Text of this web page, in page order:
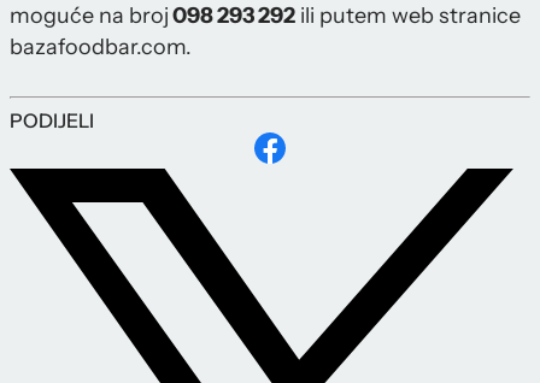
moguće na broj098 293 292 ili putem web stranice
bazafoodbar.com.
PODIJELI